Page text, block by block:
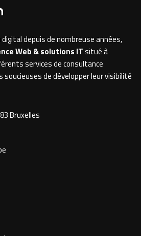
depuis de nombreuse années,
Web & solutions ITsitué à
services de consultance
de développer leur visibilité
Bruxelles